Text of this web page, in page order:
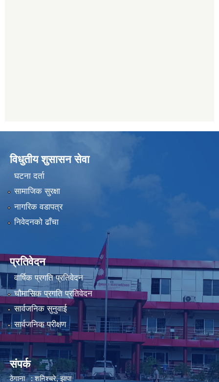
विधुतीय शुसासन सेवा
घटना दर्ता
सामाजिक सुरक्षा
नागरिक वडापत्र
निवेदनको ढाँचा
प्रतिवेदन
वार्षिक प्रगति प्रतिवेदन
चौमासिक प्रगति प्रतिवेदन
सार्वजनिक सुनुवाई
सार्वजनिक परीक्षण
संपर्क
ठेगाना : शनिश्चरे, झापा